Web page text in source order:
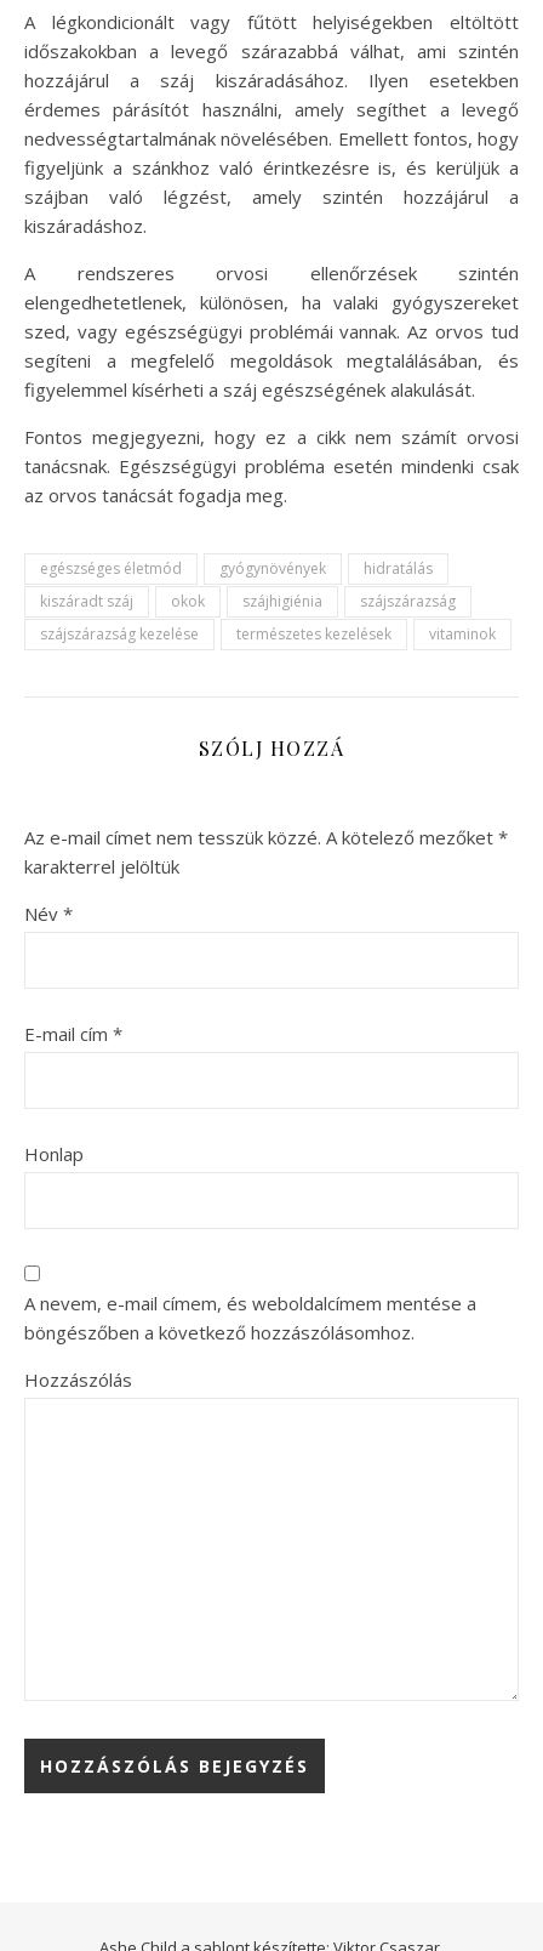
A légkondicionált vagy fűtött helyiségekben eltöltött
időszakokban a levegő szárazabbá válhat, ami szintén
hozzájárul a száj kiszáradásához. Ilyen esetekben
érdemes párásítót használni, amely segíthet a levegő
nedvességtartalmának növelésében. Emellett fontos, hogy
figyeljünk a szánkhoz való érintkezésre is, és kerüljük a
szájban való légzést, amely szintén hozzájárul a
kiszáradáshoz.
A rendszeres orvosi ellenőrzések szintén
elengedhetetlenek, különösen, ha valaki gyógyszereket
szed, vagy egészségügyi problémái vannak. Az orvos tud
segíteni a megfelelő megoldások megtalálásában, és
figyelemmel kísérheti a száj egészségének alakulását.
Fontos megjegyezni, hogy ez a cikk nem számít orvosi
tanácsnak. Egészségügyi probléma esetén mindenki csak
az orvos tanácsát fogadja meg.
egészséges életmód gyógynövények
hidratálás
kiszáradt száj
okok szájhigiénia
szájszárazság
szájszárazság kezelése
természetes kezelések vitaminok
SZÓLJ HOZZÁ
Az e-mail címet nem tesszük közzé. A kötelező mezőket *
karakterrel jelöltük
Név *
E-mail cím *
Honlap
A nevem, e-mail címem, és weboldalcímem mentése a
böngészőben a következő hozzászólásomhoz.
Hozzászólás